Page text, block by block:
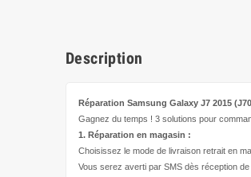
Description
Réparation Samsung Galaxy J7 2015
Gagnez du temps ! 3 solutions pour
1. Réparation en magasin :
Choisissez le mode de livraison retrait en
Vous serez averti par SMS dès réception